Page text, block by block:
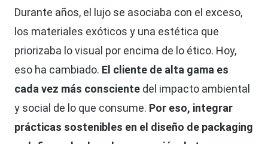
Durante años, el lujo se asociaba con el exceso,
los materiales exóticos y una estética que
priorizaba lo visual por encima de lo ético. Hoy,
eso ha cambiado. El cliente de alta gama es
cada vez más consciente del impacto ambiental
y social de lo que consume. Por eso, integrar
prácticas sostenibles en el diseño de packaging